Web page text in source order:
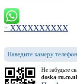
+ XXXXXXXXXX
Наведите камеру
Не забудьте
doska-